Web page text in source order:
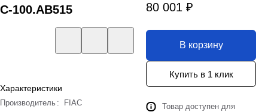
С-100.АВ515
Характеристики
Производитель :
FIAC
80 001 ₽
В корзину
Купить в 1 клик
Товар доступен для